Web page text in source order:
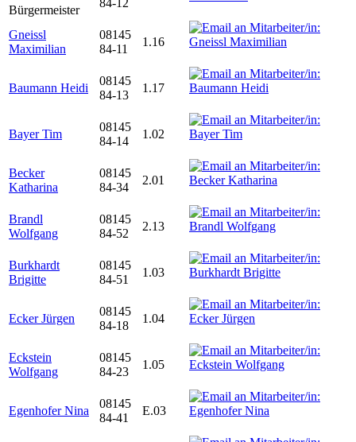
Bürgermeister
84-12
Gneissl
Maximilian
08145
84-11
1.16
Baumann Heidi
08145
84-13
1.17
Bayer Tim
08145
84-14
1.02
Becker
Katharina
08145
84-34
2.01
Brandl
Wolfgang
08145
84-52
2.13
Burkhardt
Brigitte
08145
84-51
1.03
Ecker Jürgen
08145
84-18
1.04
Eckstein
Wolfgang
08145
84-23
1.05
Egenhofer Nina
08145
84-41
E.03